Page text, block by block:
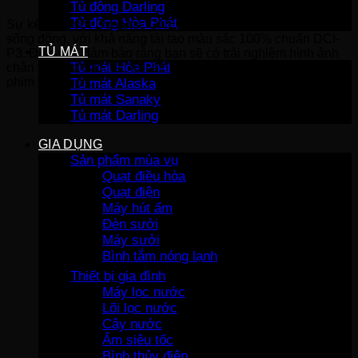
Tủ đông Darling
Tủ đông Hòa Phát
TỦ MÁT
Tủ mát Hòa Phát
Tủ mát Alaska
Tủ mát Sanaky
Tủ mát Darling
GIA DỤNG
Sản phẩm mùa vụ
Quạt điều hòa
Quạt điện
Máy hút ẩm
Đèn sưởi
Máy sưởi
Bình tắm nóng lạnh
Thiết bị gia đình
Máy lọc nước
Lõi lọc nước
Cây nước
Ấm siêu tốc
Sự kết hợp với Dynamic QNED Color Pro mang lại màu sắc
P3. Điều này đảm bảo rằng bạn sẽ có trải nghiệm hình ảnh
chân thực và sắc nét, từ các trận thể thao đến những bộ
phim yêu thích.